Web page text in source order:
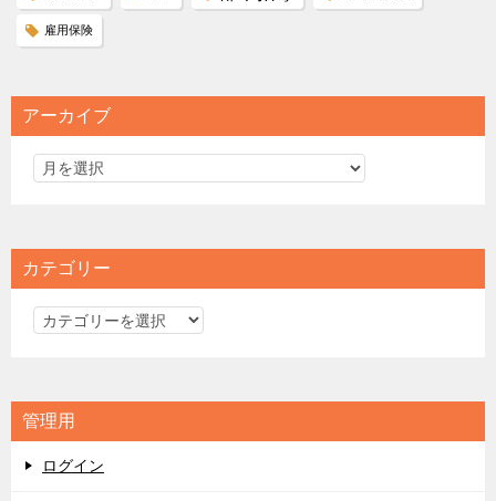
雇用保険
アーカイブ
カテゴリー
カ
リ
ー
管理用
ログイン